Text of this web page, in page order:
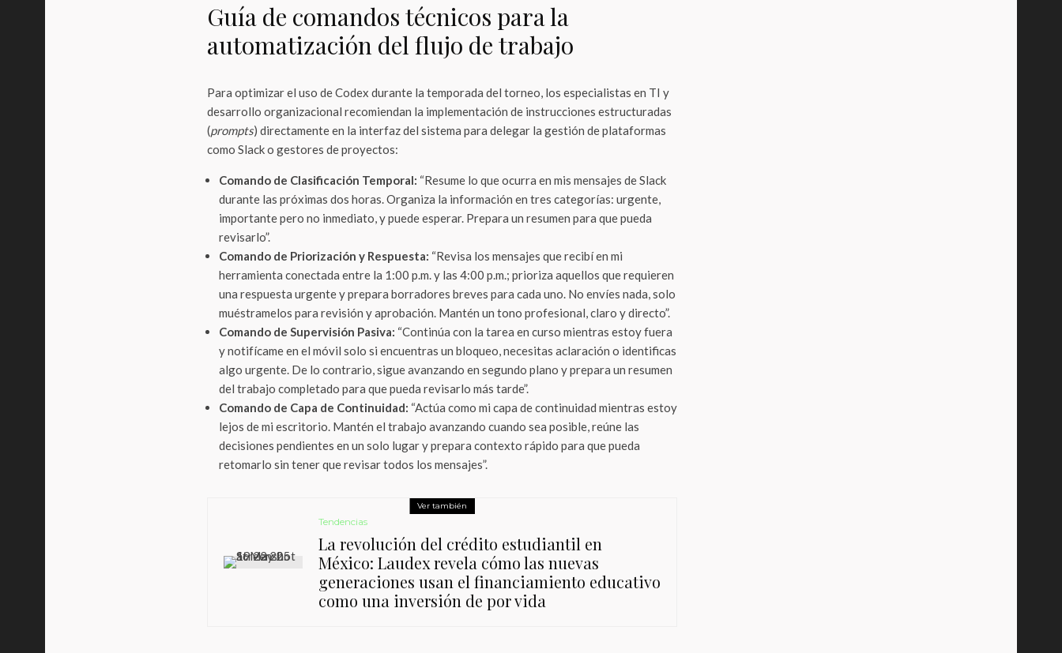
Guía de comandos técnicos para la
automatización del flujo de trabajo
Para optimizar el uso de Codex durante la temporada del torneo, los especialistas en TI y
desarrollo organizacional recomiendan la implementación de instrucciones estructuradas
(prompts) directamente en la interfaz del sistema para delegar la gestión de plataformas
como Slack o gestores de proyectos:
Comando de Clasificación Temporal: “Resume lo que ocurra en mis mensajes de Slack
durante las próximas dos horas. Organiza la información en tres categorías: urgente,
importante pero no inmediato, y puede esperar. Prepara un resumen para que pueda
revisarlo”.
Comando de Priorización y Respuesta: “Revisa los mensajes que recibí en mi
herramienta conectada entre la 1:00 p.m. y las 4:00 p.m.; prioriza aquellos que requieren
una respuesta urgente y prepara borradores breves para cada uno. No envíes nada, solo
muéstramelos para revisión y aprobación. Mantén un tono profesional, claro y directo”.
Comando de Supervisión Pasiva: “Continúa con la tarea en curso mientras estoy fuera
y notifícame en el móvil solo si encuentras un bloqueo, necesitas aclaración o identificas
algo urgente. De lo contrario, sigue avanzando en segundo plano y prepara un resumen
del trabajo completado para que pueda revisarlo más tarde”.
Comando de Capa de Continuidad: “Actúa como mi capa de continuidad mientras estoy
lejos de mi escritorio. Mantén el trabajo avanzando cuando sea posible, reúne las
decisiones pendientes en un solo lugar y prepara contexto rápido para que pueda
retomarlo sin tener que revisar todos los mensajes”.
Ver también
Tendencias
La revolución del crédito estudiantil en
México: Laudex revela cómo las nuevas
generaciones usan el financiamiento educativo
como una inversión de por vida